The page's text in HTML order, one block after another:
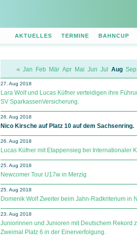
AKTUELLES TERMINE BAHNCUP
« Jan Feb Mär Apr Mai Jun Jul Aug Sep
27. Aug 2018
Lara Wolf und Lucas Küfner verteidigen ihre
SV Spar­kas­sen­Ver­si­che­rung.
26. Aug 2018
Nico Kirsche auf Platz 10 auf dem Sachsenring.
26. Aug 2018
Lucas Küfner mit Etappensieg bei Internationaler
25. Aug 2018
Newcomer Tour U17w in Merzig
25. Aug 2018
Domenik Wolf Zweiter beim Jahn-Radkriterium in
23. Aug 2018
Juniorinnen und Junioren mit Deutschem Rekord
Zweimal Platz 6 in der Einerverfolgung.